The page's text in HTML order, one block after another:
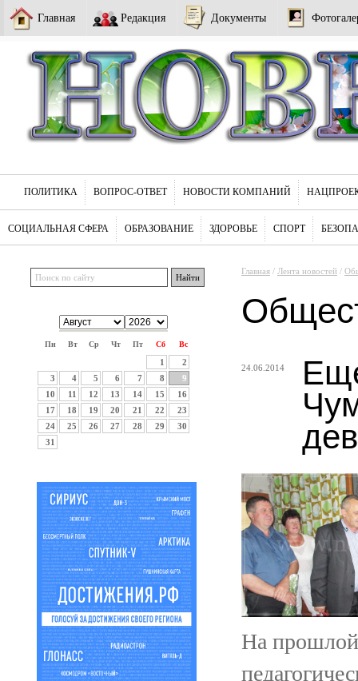
Главная Редакция Документы
ПОЛИТИКА ВОПРОС-ОТВЕТ НОВОСТИ КОМПАНИЙ
СОЦИАЛЬНАЯ СФЕРА ОБРАЗОВАНИЕ ЗДОРОВЬЕ СПОРТ
Пн Вт Ср Чт Пт Сб Вс
1
2
3
4 5 6 7 8
9
10
11 12 13 14 15
16
17
18 19 20 21 22
23
24
25 26 27 28 29
30
31
Главная / Лента новостей /
24.06.2014
На